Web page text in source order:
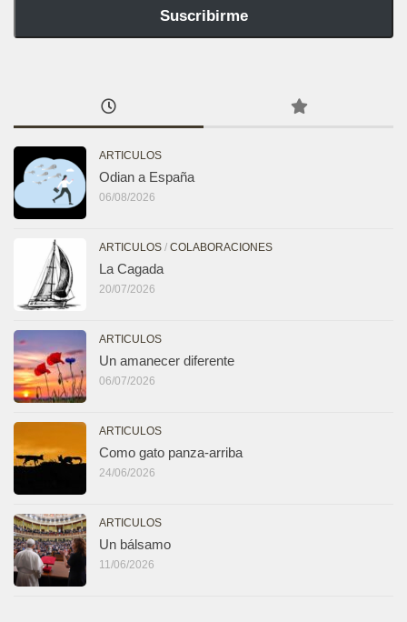
Suscribirme
ARTICULOS
Odian a España
06/08/2026
ARTICULOS / COLABORACIONES
La Cagada
20/07/2026
ARTICULOS
Un amanecer diferente
06/07/2026
ARTICULOS
Como gato panza-arriba
24/06/2026
ARTICULOS
Un bálsamo
11/06/2026